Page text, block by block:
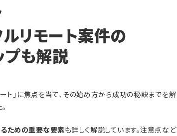
ルリモート案件の
プも解説
ト」に焦点を当て、その始め方から成功の秘訣までを解
ための重要な要素も詳しく解説しています。注意点など